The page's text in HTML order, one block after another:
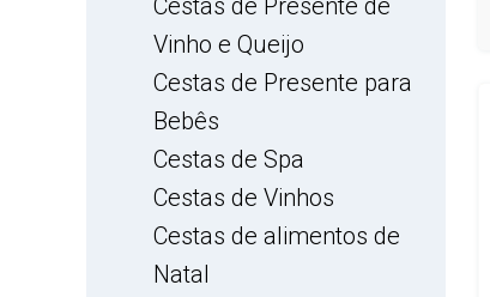
Cestas de Presente de
Vinho e Queijo
Cestas de Presente para
Bebês
Cestas de Spa
Cestas de Vinhos
Cestas de alimentos de
Natal